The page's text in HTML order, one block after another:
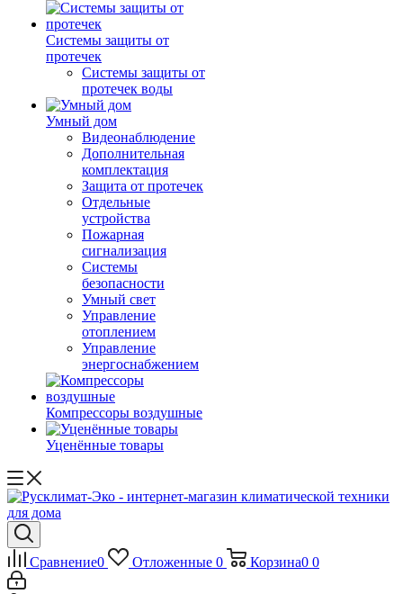
Системы защиты от
протечек
Системы защиты от
протечек воды
Умный дом
Видеонаблюдение
Дополнительная
комплектация
Защита от протечек
Отдельные
устройства
Пожарная
сигнализация
Системы
безопасности
Умный свет
Управление
отоплением
Управление
энергоснабжением
Компрессоры воздушные
Уценённые товары
Сравнение0 Отложенные 0 Корзина0 0